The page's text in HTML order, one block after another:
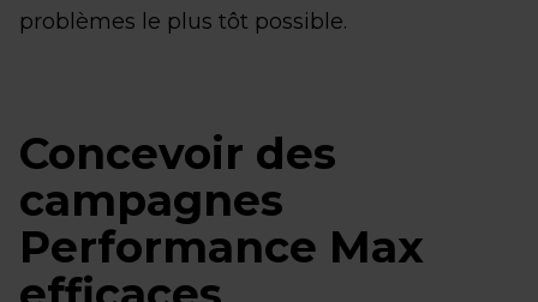
problèmes le plus tôt possible.
Concevoir des
campagnes
Performance Max